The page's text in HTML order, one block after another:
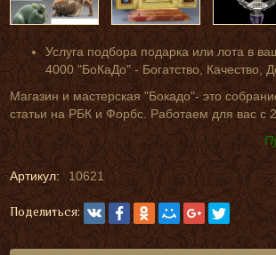
Услуга подбора подарка или лота в
4000 "БоКаДо" - Богатство, Качество,
Магазин и мастерская "Бокадо"- это
статьи на РБК и Форбс. Работаем для вас с
Артикул: 10621
Поделиться: